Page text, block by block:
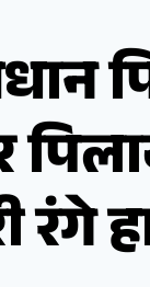
रंगे